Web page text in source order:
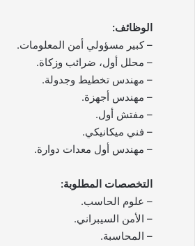
الوظائف:
– كبير مسؤولي أمن المعلومات.
– محلل أول، ضرائب وزكاة.
– مهندس تخطيط وجدولة.
– مهندس أجهزة.
– مفتش أول.
– فني ميكانيكي.
– مهندس أول معدات دوارة.
التخصصات المطلوبة:
– علوم الحاسب.
– الأمن السيبراني.
– المحاسبة.